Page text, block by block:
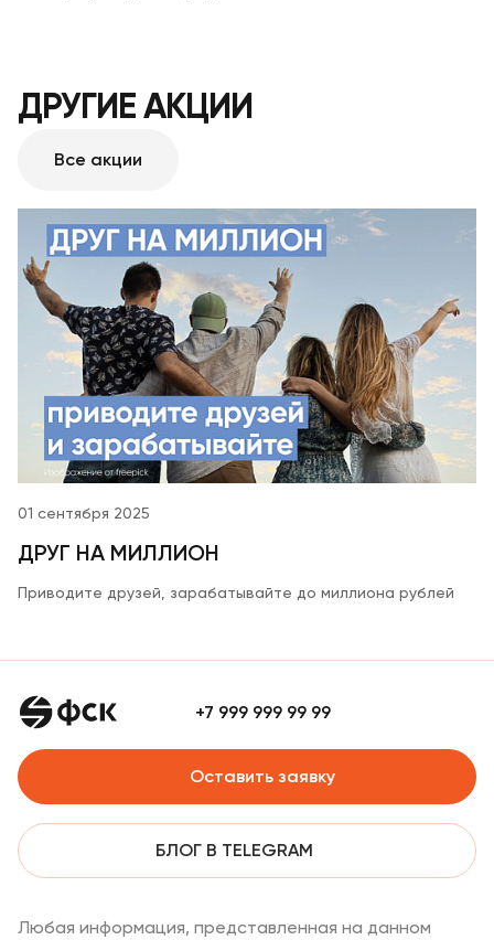
ДРУГИЕ АКЦИИ
Все акции
01 сентября 2025
ДРУГ НА МИЛЛИОН
Приводите друзей, зарабатывайте до миллиона рублей
+7 999 999 99 99
Оставить заявку
БЛОГ В TELEGRAM
Любая информация, представленная на данном